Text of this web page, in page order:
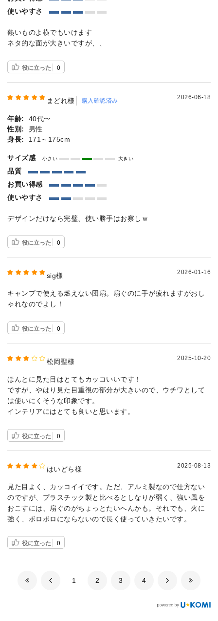
使いやすさ
熱いものよ横でもいけます
ネタ的な面が大きいですが、、
役に立った 0
まどれ様 購入確認済み 2026-06-18
年齢:
40代〜
性別:
男性
身長:
171～175cm
サイズ感 小さい 大きい
品質
お買い得感
使いやすさ
デザインだけなら完璧、使い勝手はお察しｗ
役に立った 0
sig様 2026-01-16
キャンプで使える燃えない団扇。扇ぐのに手が疲れますがおし
ゃれなのでよし！
役に立った 0
松岡聖様 2025-10-20
ほんとに見た目はとてもカッコいいです！
ですが、やはり見た目重視の部分が大きいので、ウチワとして
は使いにくそうな印象です。
インテリアにはとても良いと思います。
役に立った 0
はいどら様 2025-08-13
見た目よく、カッコイイです。ただ、アルミ製なので仕方ない
のですが、プラスチック製と比べるとしなりが弱く、強い風を
おこすには、扇ぐのがちょっとたいへんかも。それでも、火に
強く、ボロボロにならないので長く使っていきたいです。
役に立った 0
​1 ​2 ​3 ​4